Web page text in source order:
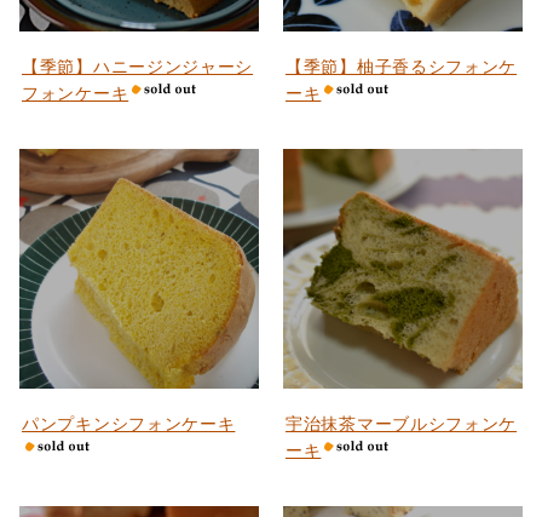
【季節】ハニージンジャーシ
フォンケーキ
【季節】柚子香るシフォンケ
ーキ
パンプキンシフォンケーキ
宇治抹茶マーブルシフォンケ
ーキ